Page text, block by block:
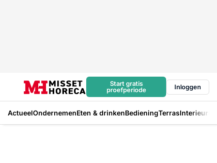
Start gratis
proefperiode
Inloggen
ActueelOndernemenEten & drinkenBedieningTerrasInterieur